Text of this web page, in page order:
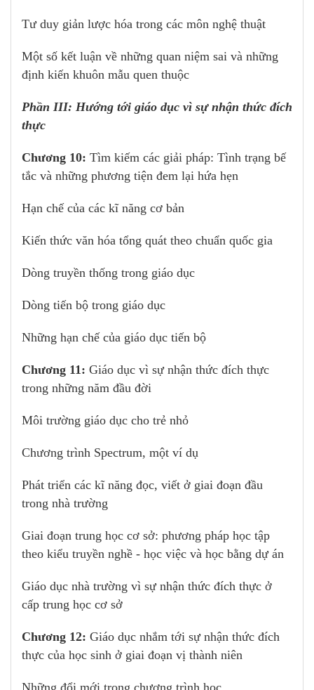
Tư duy giản lược hóa trong các môn nghệ thuật
Một số kết luận về những quan niệm sai và những
định kiến khuôn mẫu quen thuộc
Phần III: Hướng tới giáo dục vì sự nhận thức đích
thực
Chương 10: Tìm kiếm các giải pháp: Tình trạng bế
tắc và những phương tiện đem lại hứa hẹn
Hạn chế của các kĩ năng cơ bản
Kiến thức văn hóa tổng quát theo chuẩn quốc gia
Dòng truyền thống trong giáo dục
Dòng tiến bộ trong giáo dục
Những hạn chế của giáo dục tiến bộ
Chương 11: Giáo dục vì sự nhận thức đích thực
trong những năm đầu đời
Môi trường giáo dục cho trẻ nhỏ
Chương trình Spectrum, một ví dụ
Phát triển các kĩ năng đọc, viết ở giai đoạn đầu
trong nhà trường
Giai đoạn trung học cơ sở: phương pháp học tập
theo kiểu truyền nghề - học việc và học bằng dự án
Giáo dục nhà trường vì sự nhận thức đích thực ở
cấp trung học cơ sở
Chương 12: Giáo dục nhắm tới sự nhận thức đích
thực của học sinh ở giai đoạn vị thành niên